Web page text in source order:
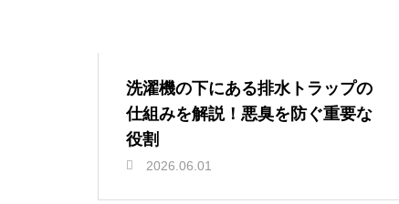
洗濯機の下にある排水トラップの
仕組みを解説！悪臭を防ぐ重要な
役割
2026.06.01